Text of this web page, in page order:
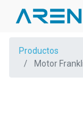
Productos
Motor